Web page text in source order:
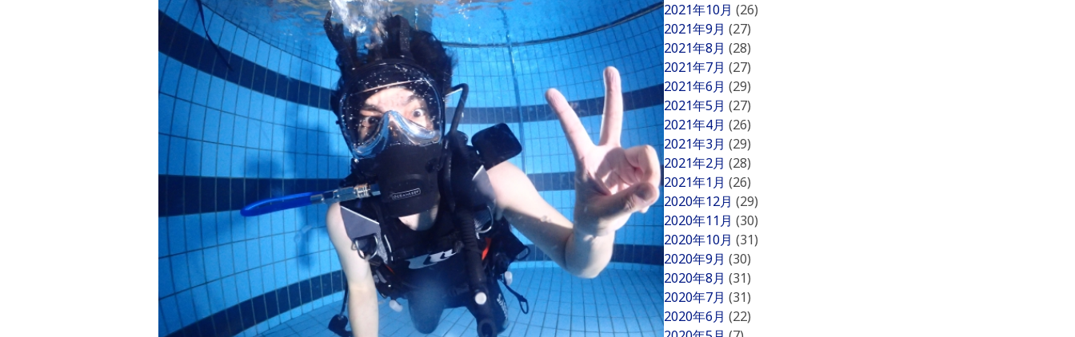
2021年10月 (26)
2021年9月 (27)
2021年8月 (28)
2021年7月 (27)
2021年6月 (29)
2021年5月 (27)
2021年4月 (26)
2021年3月 (29)
2021年2月 (28)
2021年1月 (26)
2020年12月 (29)
2020年11月 (30)
2020年10月 (31)
2020年9月 (30)
2020年8月 (31)
2020年7月 (31)
2020年6月 (22)